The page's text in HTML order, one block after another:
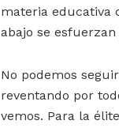
materia educativa
abajo se
No podemos
reventando por
vemos. Para la